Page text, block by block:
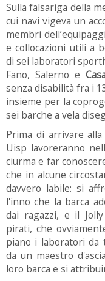
Sulla falsariga della
cui navi vigeva un
membri
e collocazioni utili a
di sei laboratori
Fano, Salerno e
senza disabilità fra i
insieme per la
sei barche a vela
Prima di arrivare
Uisp lavoreranno
ciurma e far
che in alcune
davvero labile: si
l'inno che la barca
dai ragazzi, e il
pirati, che
piano i laboratori da
da un maestro
loro barca e si